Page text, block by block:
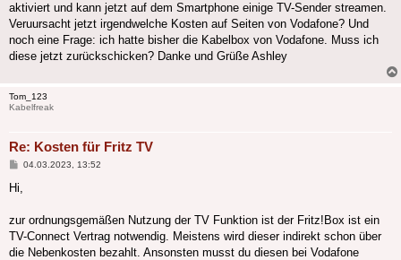
aktiviert und kann jetzt auf dem Smartphone einige TV-Sender streamen.
Veruursacht jetzt irgendwelche Kosten auf Seiten von Vodafone? Und
noch eine Frage: ich hatte bisher die Kabelbox von Vodafone. Muss ich
diese jetzt zurückschicken? Danke und Grüße Ashley
Tom_123
Kabelfreak
Re: Kosten für Fritz TV
Beitrag
04.03.2023, 13:52
Hi,
zur ordnungsgemäßen Nutzung der TV Funktion ist der Fritz!Box ist ein
TV-Connect Vertrag notwendig. Meistens wird dieser indirekt schon über
die Nebenkosten bezahlt. Ansonsten musst du diesen bei Vodafone